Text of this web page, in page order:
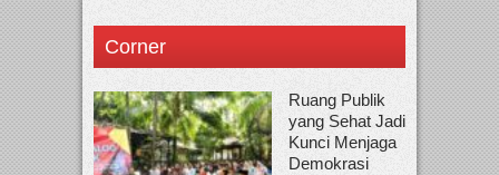
Corner
Ruang Publik
yang Sehat Jadi
Kunci Menjaga
Demokrasi